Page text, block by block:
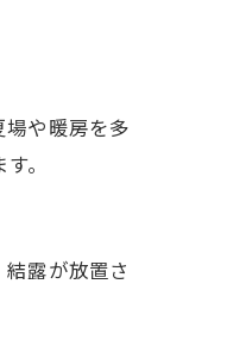
や暖房を多
。
露が放置さ